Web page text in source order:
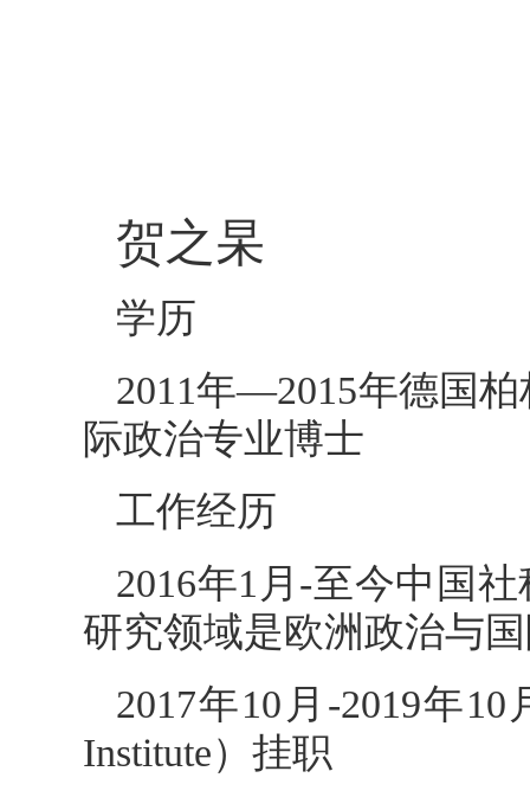
贺之杲
学历
2011年—2015年德国
际政治专业博士
工作经历
2016年1月-至今中国
研究领域是欧洲政治与
2017年10月-2019年
Institute）挂职